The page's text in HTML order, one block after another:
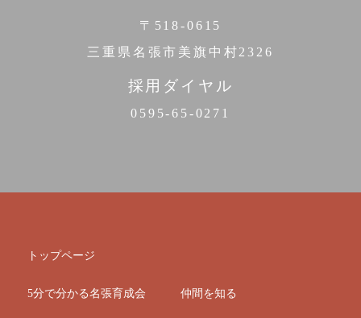
〒518-0615
三重県名張市美旗中村2326
採用ダイヤル
0595-65-0271
トップページ
5分で分かる名張育成会 仲間を知る